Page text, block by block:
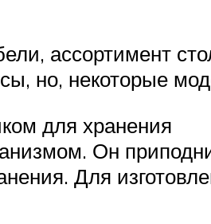
ассортимент
но, некоторые
для хранения
Он
Для